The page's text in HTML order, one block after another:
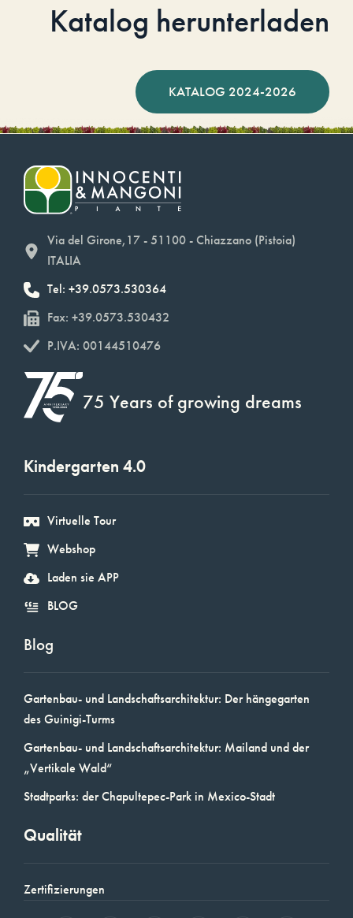
Katalog herunterladen
KATALOG 2024-2026
Via del Girone,17 - 51100 - Chiazzano (Pistoia)
ITALIA
Tel: +39.0573.530364
Fax: +39.0573.530432
P.IVA: 00144510476
75 Years of growing dreams
Kindergarten 4.0
Virtuelle Tour
Webshop
Laden sie APP
BLOG
Blog
Gartenbau- und Landschaftsarchitektur: Der hängegarten
des Guinigi-Turms
Gartenbau- und Landschaftsarchitektur: Mailand und der
„Vertikale Wald“
Stadtparks: der Chapultepec-Park in Mexico-Stadt
Qualität
Zertifizierungen